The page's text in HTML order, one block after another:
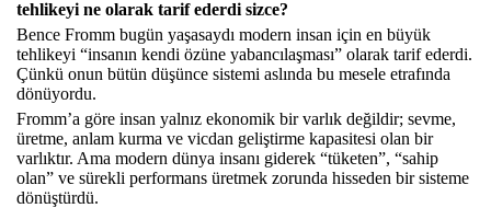
tehlikeyi ne olarak tarif ederdi sizce?
Bence Fromm bugün yaşasaydı modern insan için en büyük
tehlikeyi “insanın kendi özüne yabancılaşması” olarak tarif ederdi.
Çünkü onun bütün düşünce sistemi aslında bu mesele etrafında
dönüyordu.
Fromm’a göre insan yalnız ekonomik bir varlık değildir; sevme,
üretme, anlam kurma ve vicdan geliştirme kapasitesi olan bir
varlıktır. Ama modern dünya insanı giderek “tüketen”, “sahip
olan” ve sürekli performans üretmek zorunda hisseden bir sisteme
dönüştürdü.